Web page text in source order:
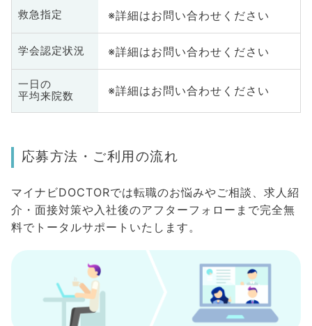
救急指定 ※詳細はお問い合わせください
学会認定状況 ※詳細はお問い合わせください
一日の
平均来院数
※詳細はお問い合わせください
応募方法・ご利用の流れ
マイナビDOCTORでは転職のお悩みやご相談、求人紹
介・面接対策や入社後のアフターフォローまで完全無
料でトータルサポートいたします。